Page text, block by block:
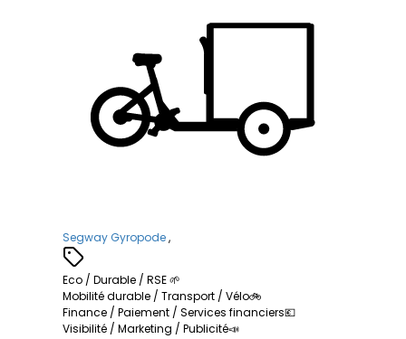
Segway Gyropode,
Eco / Durable / RSE 🌱
Mobilité durable / Transport / Vélo🚲
Finance / Paiement / Services financiers💶
Visibilité / Marketing / Publicité📣